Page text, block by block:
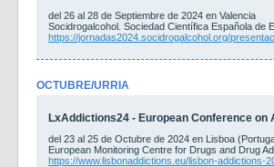
del 26 al 28 de Septiembre de 2024 en Valencia
Socidrogalcohol. Sociedad Científica Española de
https://jornadas2024.socidrogalcohol.org/
OCTUBRE/URRIA
LxAddictions24 - European Conference
del 23 al 25 de Octubre de 2024 en Lisboa
European Monitoring Centre for Drugs and Drug
https://www.lisbonaddictions.eu/lisbon-addictions-